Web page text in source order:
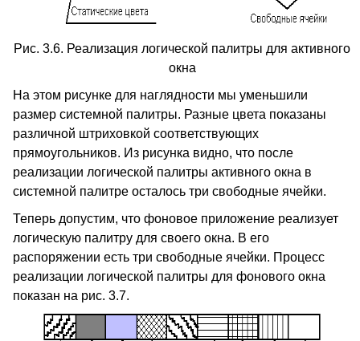
Рис. 3.6. Реализация логической палитры для активного
окна
На этом рисунке для наглядности мы уменьшили
размер системной палитры. Разные цвета показаны
различной штриховкой соответствующих
прямоугольников. Из рисунка видно, что после
реализации логической палитры активного окна в
системной палитре осталось три свободные ячейки.
Теперь допустим, что фоновое приложение реализует
логическую палитру для своего окна. В его
распоряжении есть три свободные ячейки. Процесс
реализации логической палитры для фонового окна
показан на рис. 3.7.